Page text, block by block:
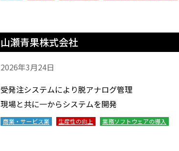
山瀬青果株式会社
2026年3月24日
受発注システムにより脱アナログ管理
現場と共に一からシステムを開発
商業・サービス業 生産性の向上 業務ソフトウェアの導入